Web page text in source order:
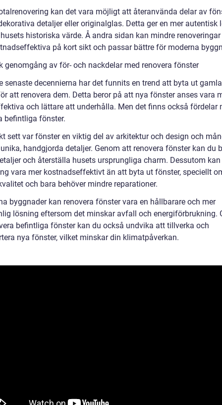
kan det vara möjligt att återanvända delar av
detaljer eller originalglas. Detta ger en mer autentisk
historiska värde. Å andra sidan kan mindre
på kort sikt och passar bättre för moderna
genomgång av för- och nackdelar med renovera fönster
senaste decennierna har det funnits en trend att byta ut
att renovera dem. Detta beror på att nya fönster anses vara
och lättare att underhålla. Men det finns också fördelar
befintliga fönster.
sett var fönster en viktig del av arkitektur och design och
handgjorda detaljer. Genom att renovera fönster kan du
och återställa husets ursprungliga charm. Dessutom kan
vara mer kostnadseffektivt än att byta ut fönster, speciellt
och bara behöver mindre reparationer.
byggnader kan renovera fönster vara en hållbarare och mer
lösning eftersom det minskar avfall och energiförbrukning.
befintliga fönster kan du också undvika att tillverka och
nya fönster, vilket minskar din klimatpåverkan.